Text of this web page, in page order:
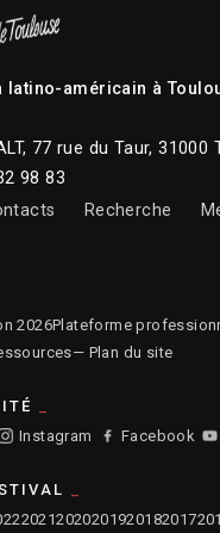
latino-américain à
77 rue du Taur, 31000
98 83
Recherche
2026Plateforme
— Plan du site
Instagram Facebook
20212020201920182017